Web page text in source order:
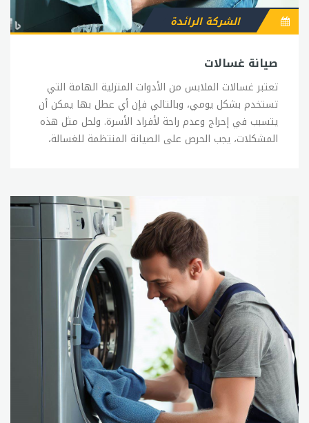
صيانة غسالات
الشركة الرائدة
تعتبر غسالات الملابس من الأدوات المنزلية الهامة التي
تستخدم بشكل يومي، وبالتالي فإن أي عطل بها يمكن أن
يتسبب في إحراج وعدم راحة لأفراد الأسرة. ولحل مثل هذه
المشكلات، يجب الحرص على الصيانة المنتظمة للغسالة،
ولكن في حالة عدم القدرة على إصلاح المشكلة، يجب
الاتصال ب sitename. الإصلاحات البسيطة التي يمكن
القيام بها بنفسك في حالة وجود أعطال بسيطة في
الغسالة تشمل: 1- فحص خراطيم المياه والتأكد من عدم
وجود تسربات أو تلف فيها. 2- فحص الفلاتر وتنظيفها
بانتظام. 3- فحص وتنظيف جهاز الصرف الصحي. 4- فحص
وتنظيف الأجزاء الداخلية للغسالة. 5- فحص الأسلاك
الكهربائية والتأكد من سلامتها. وفي حالة عدم القدرة
على إصلاح المشكلة بنفسك، يجب الاتصال ب sitename
لإصلاح الأعطال بشكل صحيح ودقيق. ويمكنك الاتصال
بخدمة العملاء للحصول على المساعدة في العثور على خبير
صيانة مؤهل. تصليح غسالات تعتبر صيانة الغسالات من
الخدمات الأساسية التي تقدمها sitename للأفراد